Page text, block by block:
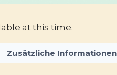
at this time.
Zusätzliche Informationen